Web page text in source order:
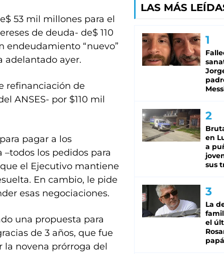
53 mil millones para el
de deuda- de$ 110
endeudamiento “nuevo”
adelantado ayer.
refinanciación de
ANSES- por $110 mil
pagar a los
los pedidos para
el Ejecutivo mantiene
En cambio, le pide
esas negociaciones.
una propuesta para
de 3 años, que fue
la novena prórroga del
LAS MÁS
en
a
sus
La
el